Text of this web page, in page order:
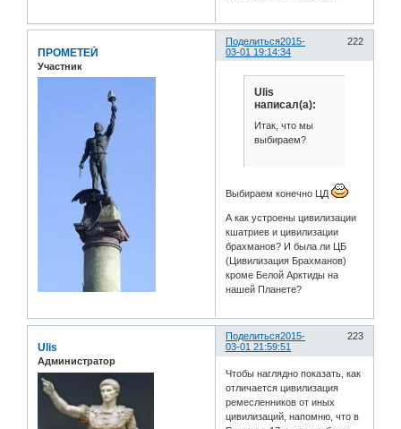
Поделиться 222
2015-
03-01 19:14:34
ПРОМЕТЕЙ
Участник
Ulis
написал(а):
Итак, что мы
выбираем?
Выбираем конечно ЦД
А как устроены цивилизации
кшатриев и цивилизации
брахманов? И была ли ЦБ
(Цивилизация Брахманов)
кроме Белой Арктиды на
нашей Планете?
Поделиться 223
2015-
03-01 21:59:51
Ulis
Администратор
Чтобы наглядно показать, как
отличается цивилизация
ремесленников от иных
цивилизаций, напомню, что в